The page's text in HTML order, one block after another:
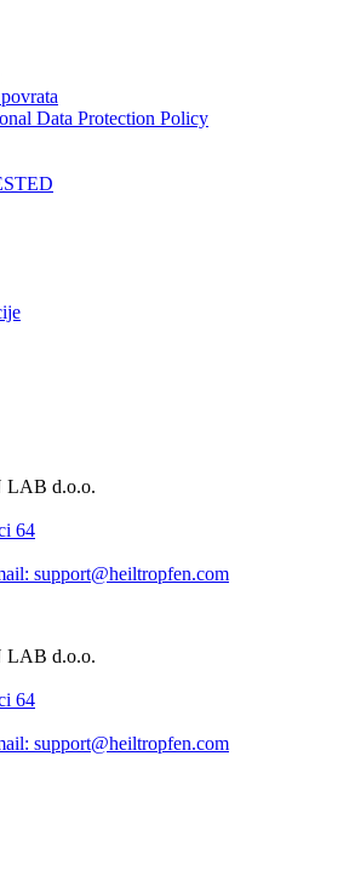
Data Protection Policy
LAB d.o.o.
64
support@heiltropfen.com
LAB d.o.o.
64
support@heiltropfen.com